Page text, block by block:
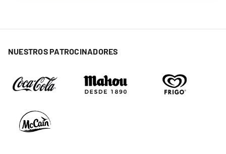
NUESTROS PATROCINADORES